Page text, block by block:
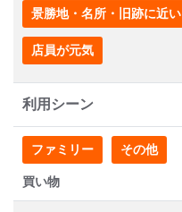
景勝地・名所・旧跡に近い
店員が元気
利用シーン
ファミリー その他
買い物